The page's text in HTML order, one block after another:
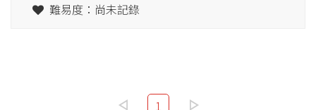
難易度：尚未記錄
1